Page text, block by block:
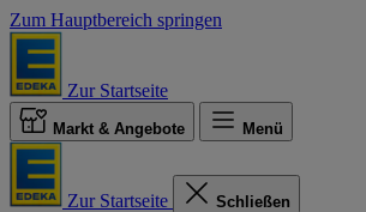
Zum Hauptbereich springen
Zur Startseite
Markt & Angebote Menü
Zur Startseite Schließen